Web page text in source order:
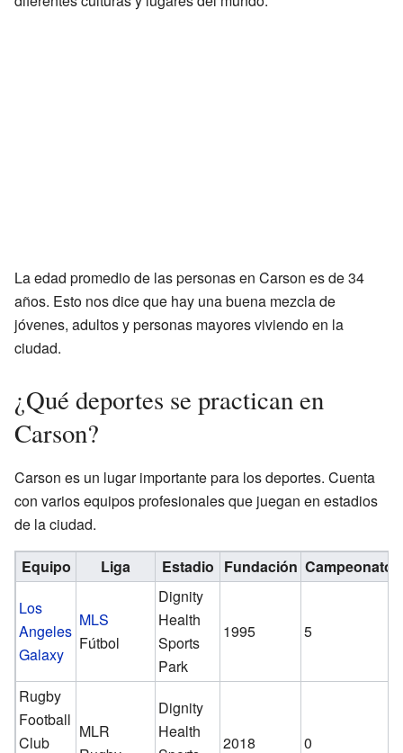
La edad promedio de las personas en Carson es de 34
años. Esto nos dice que hay una buena mezcla de
jóvenes, adultos y personas mayores viviendo en la
ciudad.
¿Qué deportes se practican en
Carson?
Carson es un lugar importante para los deportes. Cuenta
con varios equipos profesionales que juegan en estadios
de la ciudad.
Equipo Liga Estadio Fundación Campeonatos
Los
Angeles
Galaxy
MLS
Fútbol
Dignity
Health
Sports
Park
1995 5
Rugby
Football
Club
MLR
Dignity
Health
2018 0